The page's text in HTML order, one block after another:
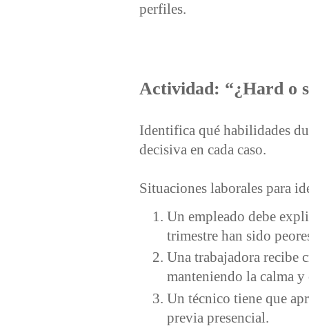
perfiles.
Actividad: “¿Hard o
Identifica qué habilidades
decisiva en cada caso.
Situaciones laborales para
Un empleado debe
trimestre han sido
Una trabajadora recibe
manteniendo la calma
Un técnico tiene que
previa presencial.